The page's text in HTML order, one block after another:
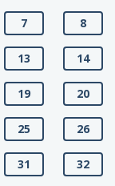
7 8
13 14
19 20
25 26
31 32